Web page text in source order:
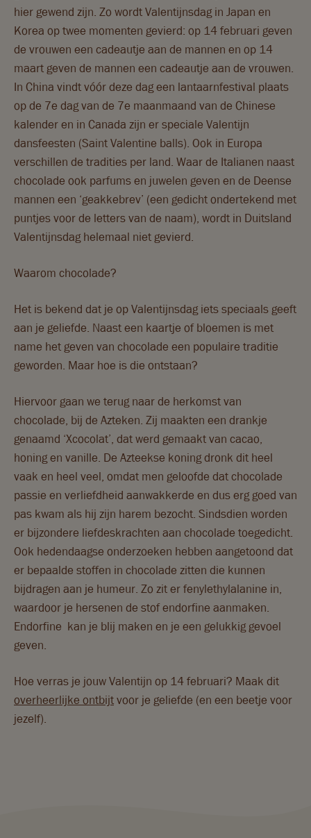
hier gewend zijn. Zo wordt Valentijnsdag in Japan en
Korea op twee momenten gevierd: op 14 februari geven
de vrouwen een cadeautje aan de mannen en op 14
maart geven de mannen een cadeautje aan de vrouwen.
In China vindt vóór deze dag een lantaarnfestival plaats
op de 7e dag van de 7e maanmaand van de Chinese
kalender en in Canada zijn er speciale Valentijn
dansfeesten (Saint Valentine balls). Ook in Europa
verschillen de tradities per land. Waar de Italianen naast
chocolade ook parfums en juwelen geven en de Deense
mannen een ‘geakkebrev’ (een gedicht ondertekend met
puntjes voor de letters van de naam), wordt in Duitsland
Valentijnsdag helemaal niet gevierd.
Waarom chocolade?
Het is bekend dat je op Valentijnsdag iets speciaals geeft
aan je geliefde. Naast een kaartje of bloemen is met
name het geven van chocolade een populaire traditie
geworden. Maar hoe is die ontstaan?
Hiervoor gaan we terug naar de herkomst van
chocolade, bij de Azteken. Zij maakten een drankje
genaamd ‘Xcocolat’, dat werd gemaakt van cacao,
honing en vanille. De Azteekse koning dronk dit heel
vaak en heel veel, omdat men geloofde dat chocolade
passie en verliefdheid aanwakkerde en dus erg goed van
pas kwam als hij zijn harem bezocht. Sindsdien worden
er bijzondere liefdeskrachten aan chocolade toegedicht.
Ook hedendaagse onderzoeken hebben aangetoond dat
er bepaalde stoffen in chocolade zitten die kunnen
bijdragen aan je humeur. Zo zit er fenylethylalanine in,
waardoor je hersenen de stof endorfine aanmaken.
Endorfine kan je blij maken en je een gelukkig gevoel
geven.
Hoe verras je jouw Valentijn op 14 februari? Maak dit
overheerlijke ontbijtvoor je geliefde (en een beetje voor
jezelf).